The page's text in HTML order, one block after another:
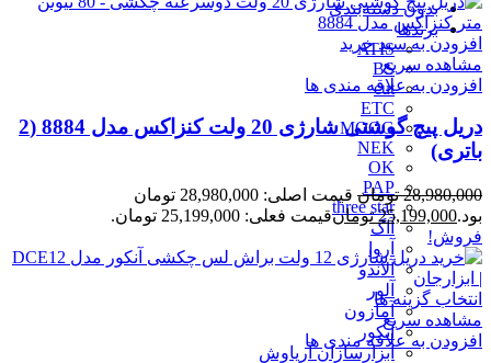
بدون دسته‌بندی
برندها
ATIS
BS
cut
ETC
MOOG
NEK
OK
PAP
three star
آاگ
آروا
آلاندو
آلور
آمازون
آنکور
ابزارسازان آریاوش
افزودن به سبد خرید
مشاهده سریع
افزودن به علاقه مندی ها
دریل پیچ گوشتی شارژی 20 ولت کنزاکس مدل 8884 (2
باتری)
28,980,000 تومان
قیمت اصلی: 28,980,000 تومان
بود.25,199,000 تومانقیمت فعلی: 25,199,000 تومان.
فروش!
انتخاب گزینه ها
مشاهده سریع
افزودن به علاقه مندی ها